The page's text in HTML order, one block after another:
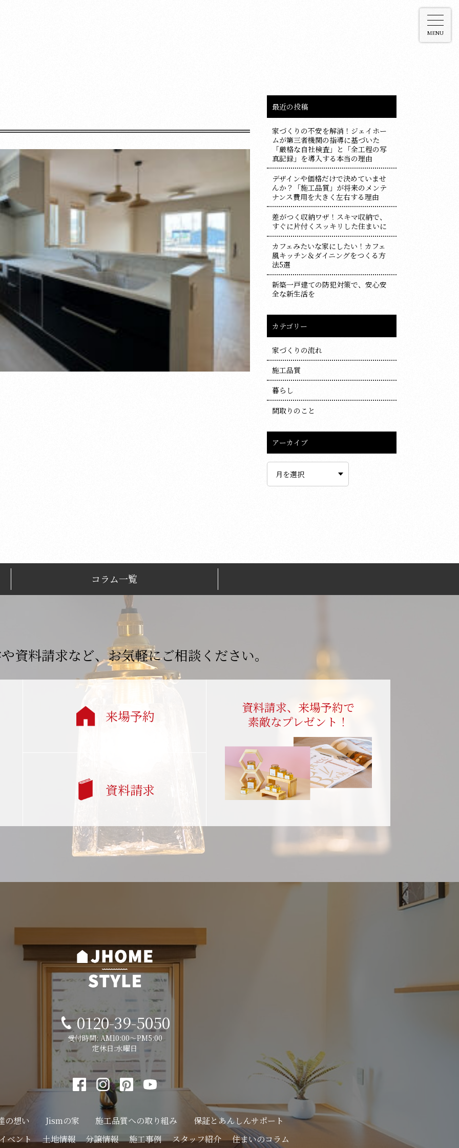
MENU
最近の投稿
家づくりの不安を解消！ジェイホー
ムが第三者機関の指導に基づいた
「厳格な自社検査」と「全工程の写
真記録」を導入する本当の理由
デザインや価格だけで決めていませ
んか？「施工品質」が将来のメンテ
ナンス費用を大きく左右する理由
差がつく収納ワザ！スキマ収納で、
すぐに片付くスッキリした住まいに
カフェみたいな家にしたい！カフェ
風キッチン＆ダイニングをつくる方
法5選
新築一戸建ての防犯対策で、安心安
全な新生活を
カテゴリー
家づくりの流れ
施工品質
暮らし
間取りのこと
アーカイブ
イ
コラム一覧
資料請求など、お気軽にご相談ください。
来場予約
資料請求
資料請求、来場予約で
素敵なプレゼント！
0120-39-5050
受付時間: AM10:00～PM5:00
定休日:水曜日
の想い Jismの家 施工品質への取り組み
保証とあんしんサポート
ベント
土地情報 分譲情報 施工事例 スタッフ紹介 住まいのコラム